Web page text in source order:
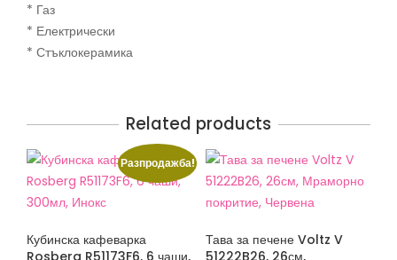
* Газ
* Електрически
* Стъклокерамика
Related products
Разпродажба!
Кубинска кафеварка
Тава за печене Voltz V